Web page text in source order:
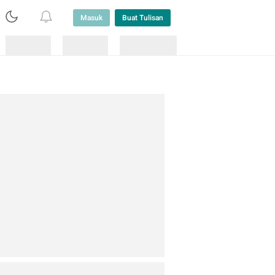
Masuk Buat Tulisan